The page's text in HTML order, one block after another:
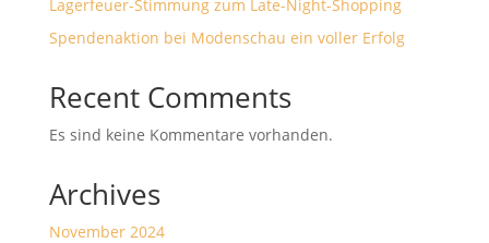
Lagerfeuer-Stimmung zum Late-Night-Shopping
Spendenaktion bei Modenschau ein voller Erfolg
Recent Comments
Es sind keine Kommentare vorhanden.
Archives
November 2024